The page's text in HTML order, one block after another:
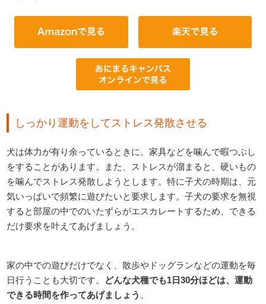
しっかり運動をしてストレス発散させる
犬は体力が有り余っているときに、家具などを噛んで暇つぶし
をすることがあります。また、ストレスが溜まると、硬いもの
を噛んでストレス発散しようとします。特に子犬の時期は、元
気いっぱいで頻繁に遊びたいと要求します。子犬の要求を無視
すると部屋の中でのいたずらがエスカレートするため、できる
だけ要求を叶えてあげましょう。
家の中での遊びだけでなく、散歩やドッグランなどの運動を毎
日行うことも大切です。
どんな犬種でも1日30分ほどは、運動
できる時間を作ってあげましょう 。